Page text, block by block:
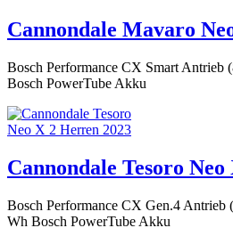
Cannondale Mavaro
Bosch Performance CX Smart Antrieb
Bosch PowerTube Akku
Cannondale Tesoro
Bosch Performance CX Gen.4 Antrieb
Wh Bosch PowerTube Akku